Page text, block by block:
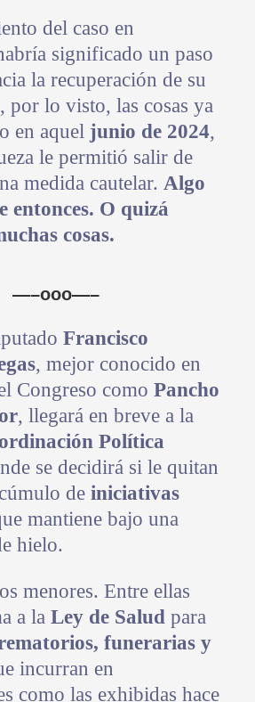
del caso en
significado un paso
la recuperación de su
por lo visto, las cosas ya
en aquel junio de 2024,
le permitió salir de
medida cautelar. Algo
entonces. O quizá
cosas.
—–ooo—–
Francisco
, mejor conocido en
Congreso como Pancho
, llegará en breve a la
Política
se decidirá si le quitan
de iniciativas
mantiene bajo una
hielo.
menores. Entre ellas
a la Ley de Salud para
funerarias y
incurran en
como las exhibidas hace